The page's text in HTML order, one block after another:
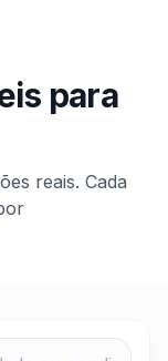
para
reais. Cada